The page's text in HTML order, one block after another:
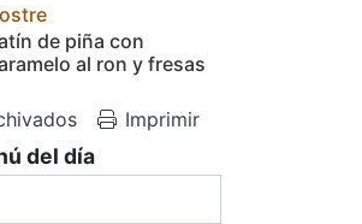
de piña con
al ron y fresas
Imprimir
del día